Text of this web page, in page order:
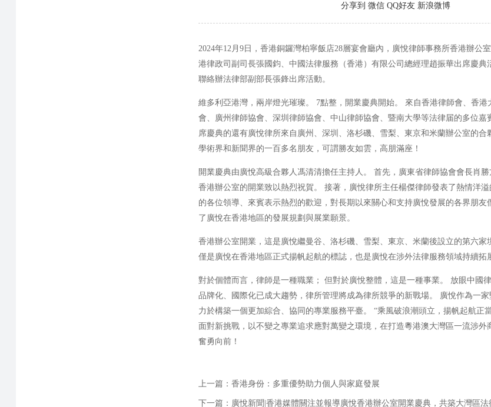
分享到 微信 QQ好友 新浪微博
2024年12月9日，香港銅鑼灣柏寧飯店28層宴會廳內，廣悅律師事務所香港辦公
港律政司副司長張國鈞、中國法律服務（香港）有限公司總經理趙振華出席慶典
聯絡辦法律部副部長張鋒出席活動。
維多利亞港灣，兩岸燈光璀璨。 7點整，開業慶典開始。 來自香港律師會、香港
會、廣州律師協會、深圳律師協會、中山律師協會、暨南大學等法律届的多位嘉
席慶典的還有廣悅律所來自廣州、深圳、洛杉磯、雪梨、東京和米蘭辦公室的合
學術界和新聞界的一百多名朋友，可謂勝友如雲，高朋滿座！
開業慶典由廣悅高級合夥人馮清清擔任主持人。 首先，廣東省律師協會會長肖
香港辦公室的開業致以熱烈祝賀。 接著，廣悅律所主任楊傑律師發表了熱情洋
的各位領導、來賓表示熱烈的歡迎，對長期以來關心和支持廣悅發展的各界朋友
了廣悅在香港地區的發展規劃與展業願景。
香港辦公室開業，這是廣悅繼曼谷、洛杉磯、雪梨、東京、米蘭後設立的第六家
僅是廣悅在香港地區正式揚帆起航的標誌，也是廣悅在涉外法律服務領域持續拓
對於個體而言，律師是一種職業； 但對於廣悅整體，這是一種事業。 放眼中國
品牌化、國際化已成大趨勢，律所管理將成為律所競爭的新戰場。 廣悅作為一
力於構築一個更加綜合、協同的專業服務平臺。 “乘風破浪潮頭立，揚帆起航正
面對新挑戰，以不變之專業追求應對萬變之環境，在打造粵港澳大灣區一流涉外
奮勇向前！
上一篇： 香港身份：多重優勢助力個人與家庭發展
下一篇： 廣悅新聞|香港媒體關注並報導廣悅香港辦公室開業慶典，共築大灣區法律服務